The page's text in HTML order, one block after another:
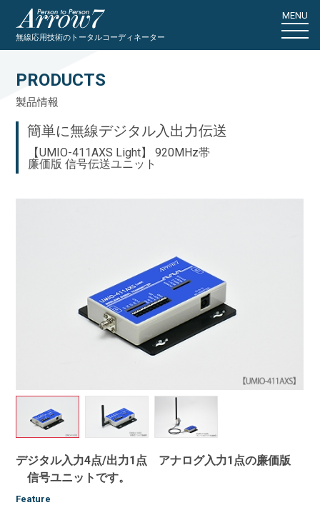
無線応用技術のトータルコーディネーター
MENU
簡単に無線デジタル入出力伝送
【UMIO-411AXS Light】 920MHz帯
廉価版 信号伝送ユニット
デジタル入力4点/出力1点 アナログ入力1点の廉価版
信号ユニットです。
Feature
PRODUCTS
製品情報